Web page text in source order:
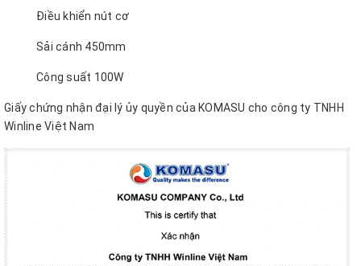
Điều khiển nút cơ
Sải cánh 450mm
Công suất 100W
Giấy chứng nhận đại lý ủy quyền của KOMASU cho công ty TNHH
Winline Việt Nam